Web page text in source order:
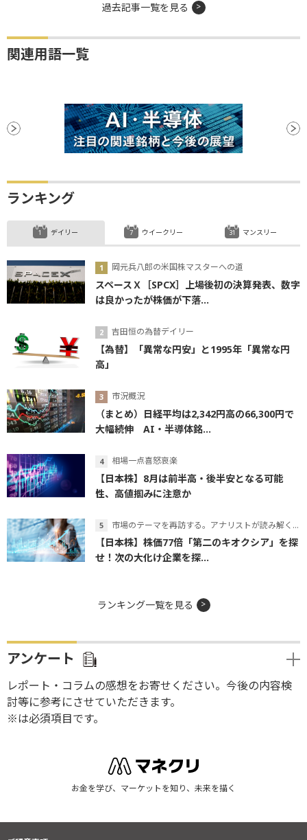
過去記事一覧を見る
関連用語一覧
ランキング
デイリー
岡元兵八郎の米国株マスターへの道
スペースＸ［SPCX］上場後初の決算発表、数字
は良かったが株価が下落...
吉田恒の為替デイリー
【為替】「異常な円安」と1995年「異常な円
高」
市況概況
（まとめ）日経平均は2,342円高の66,300円で
大幅続伸 AI・半導体銘...
相場一点喜怒哀楽
【日本株】8月は前半高・後半安となる可能
性、高値掴みに注意か
市場のテーマを再訪する。アナリストが読み解くテーマの本質
【日本株】株価77倍「第二のキオクシア」を探
せ！次の大化け企業を探...
ウイークリー マンスリー
ランキング一覧を見る
アンケート
レポート・コラムの感想をお寄せください。今後の内容検
討等に参考にさせていただきます。
※は必須項目です。
お金を学び、マーケットを知り、未来を描く